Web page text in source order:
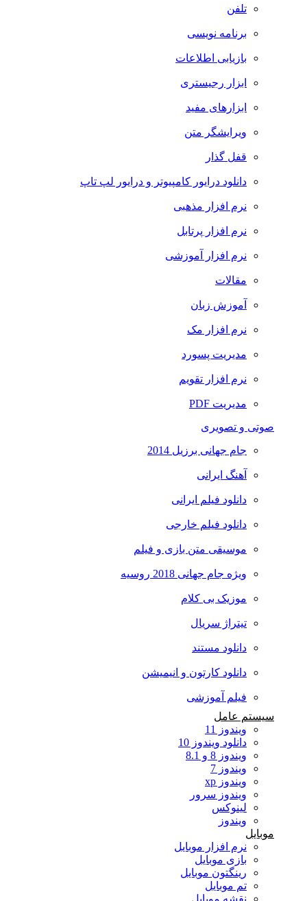
تلفن
برنامه نویسی
بازیابی اطلاعات
ابزار رجیستری
ابزارهای مفید
ویرایشگر متن
قفل گذار
دانلود درایور کامپیوتر و درایور لپ تاپ
نرم افزار مذهبی
نرم افزار پرتابل
نرم افزار آموزشی
مقالات
آموزش زبان
نرم افزار مک
مدیریت پسورد
نرم افزار تقویم
مدیریت PDF
صوتی و تصویری
جام جهانی برزیل 2014
آهنگ ایرانی
دانلود فیلم ایرانی
دانلود فیلم خارجی
موسیقی متن بازی و فیلم
ویژه جام جهانی 2018 روسیه
موزیک بی کلام
تیتراژ سریال
دانلود مستند
دانلود کارتون و انیمیشن
فیلم آموزشی
سیستم عامل
ویندوز 11
دانلود ویندوز 10
ویندوز 8 و 8.1
ویندوز 7
ویندوز xp
ویندوز سرور
لینوکس
ویندوز
موبایل
نرم افزار موبایل
بازی موبایل
رینگتون موبایل
تم موبایل
نقشه موبایل